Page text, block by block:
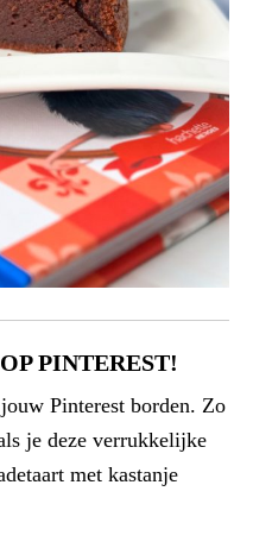
PINTEREST!
Pinterest borden. Zo
je deze verrukkelijke
met kastanje